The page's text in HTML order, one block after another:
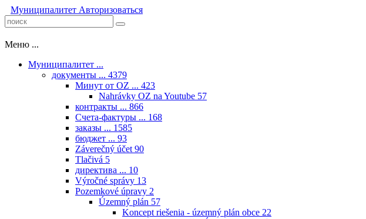
Муниципалитет Авторизоваться
Меню ...
Муниципалитет ...
документы ... 4379
Минут от OZ ... 423
Nahrávky OZ na Youtube 57
контракты ... 866
Счета-фактуры ... 168
заказы ... 1585
бюджет ... 93
Záverečný účet 90
Tlačivá 5
директива ... 10
Výročné správy 13
Pozemkové úpravy 2
Územný plán 57
Koncept riešenia - územný plán obce 22